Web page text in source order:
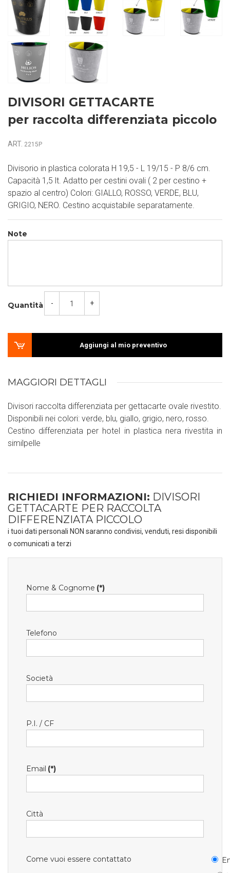
DIVISORI GETTACARTE
per raccolta differenziata piccolo
ART. 2215P
Divisorio in plastica colorata H 19,5 - L 19/15 - P 8/6 cm.
Capacità 1,5 lt. Adatto per cestini ovali ( 2 per cestino +
spazio al centro) Colori: GIALLO, ROSSO, VERDE, BLU,
GRIGIO, NERO. Cestino acquistabile separatamente.
Note
Quantità - +
Aggiungi al mio preventivo
MAGGIORI DETTAGLI
Divisori raccolta differenziata per gettacarte ovale rivestito.
Disponibili nei colori: verde, blu, giallo, grigio, nero, rosso.
Cestino differenziata per hotel in plastica nera rivestita in
similpelle
RICHIEDI INFORMAZIONI: DIVISORI
GETTACARTE PER RACCOLTA
DIFFERENZIATA PICCOLO
i tuoi dati personali NON saranno condivisi, venduti, resi disponibili
o comunicati a terzi
Nome & Cognome (*)
Telefono
Società
P.I. / CF
Email (*)
Città
Come vuoi essere contattato